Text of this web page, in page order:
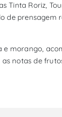
Tinta Roriz,
de prensagem
e morango,
notas de